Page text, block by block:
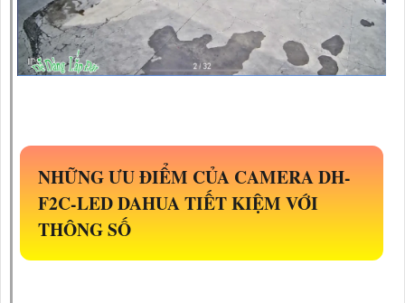
NHỮNG ƯU ĐIỂM CỦA CAMERADH-
F2C-LEDDAHUA TIẾT KIỆM VỚI
THÔNG SỐ